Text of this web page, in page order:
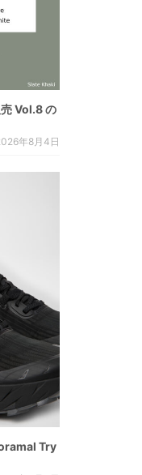
Vol.8 の
年8月4日
Try